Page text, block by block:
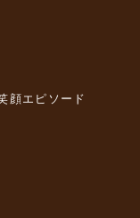
顔エピソード